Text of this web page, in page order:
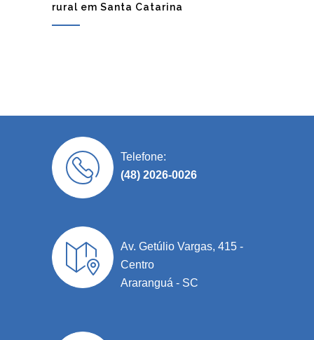
rural em Santa Catarina
Telefone:
(48) 2026-0026
Av. Getúlio Vargas, 415 -
Centro
Araranguá - SC